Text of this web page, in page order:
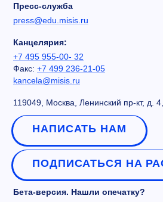
Пресс-служба
press@edu.misis.ru
Канцелярия:
+7 495 955-00- 32
Факс: +7 499 236-21-05
kancela@misis.ru
119049, Москва, Ленинский пр-кт, д.
НАПИСАТЬ НАМ
ПОДПИСАТЬСЯ НА
Бета-версия. Нашли опечатку?